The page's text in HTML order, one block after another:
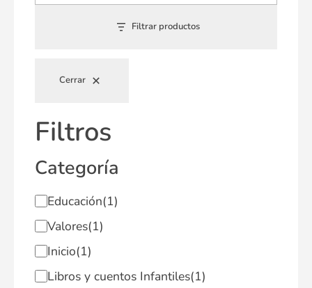
Filtrar productos
Cerrar
Filtros
Categoría
Educación(1)
Valores(1)
Inicio(1)
Libros y cuentos Infantiles(1)